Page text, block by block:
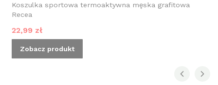
Koszulka sportowa termoaktywna męska grafitowa
Recea
Cena promocyjna
22,99 zł
Zobacz produkt